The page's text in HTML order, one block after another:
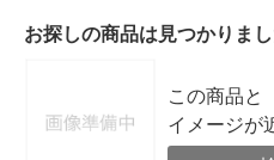
お探しの商品は見つかりま
この商品と
イメージが